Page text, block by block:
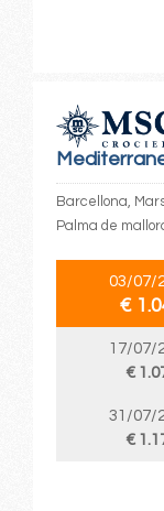
Barcellona,
Palma de
03/07/
€
17/07/
€
31/07/
€